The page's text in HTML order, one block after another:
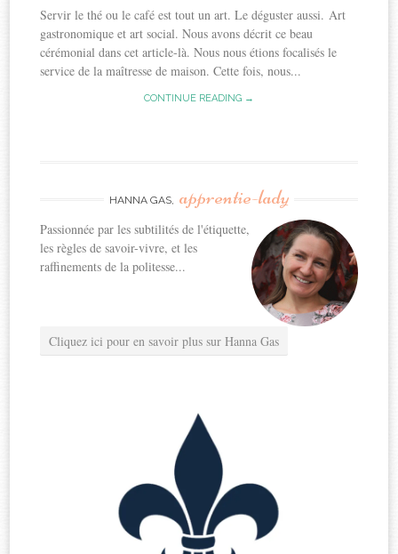
Servir le thé ou le café est tout un art. Le déguster aussi. Art
gastronomique et art social. Nous avons décrit ce beau
cérémonial dans cet article-là. Nous nous étions focalisés le
service de la maîtresse de maison. Cette fois, nous...
CONTINUE READING →
HANNA GAS, apprentie-lady
Passionnée par les subtilités de l'étiquette,
les règles de savoir-vivre, et les
raffinements de la politesse...
Cliquez ici pour en savoir plus sur Hanna Gas